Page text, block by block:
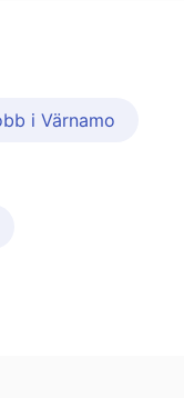
i Värnamo